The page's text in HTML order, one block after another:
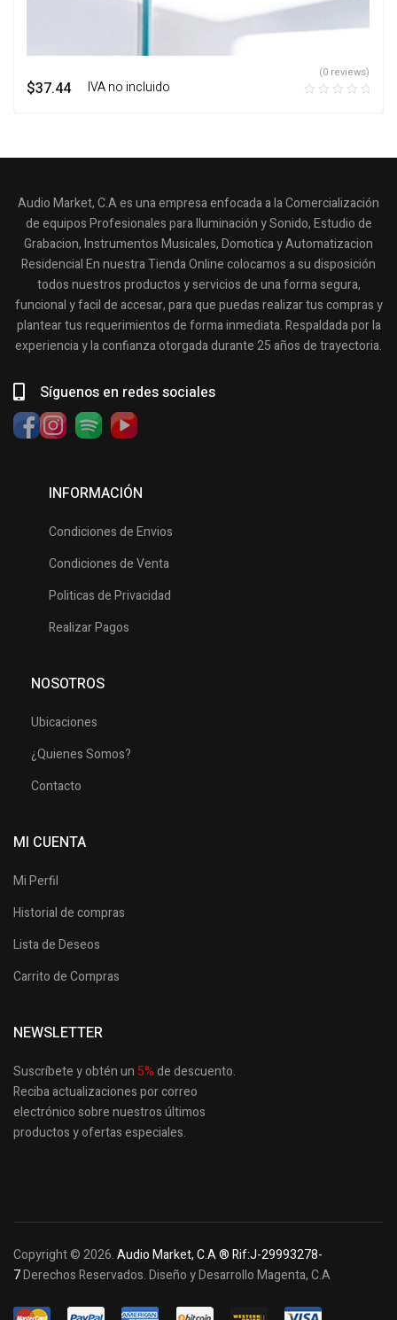
$37.44 ‎ ‎ ‎ IVA no incluido
(0 reviews)
Audio Market, C.A es una empresa enfocada a la Comercialización
de equipos Profesionales para Iluminación y Sonido, Estudio de
Grabacion, Instrumentos Musicales, Domotica y Automatizacion
Residencial En nuestra Tienda Online colocamos a su disposición
todos nuestros productos y servicios de una forma segura,
funcional y facil de accesar, para que puedas realizar tus compras y
plantear tus requerimientos de forma inmediata. Respaldada por la
experiencia y la confianza otorgada durante 25 años de trayectoria.
Síguenos en redes sociales
INFORMACIÓN
Condiciones de Envios
Condiciones de Venta
Politicas de Privacidad
Realizar Pagos
NOSOTROS
Ubicaciones
¿Quienes Somos?
Contacto
MI CUENTA
Mi Perfil
Historial de compras
Lista de Deseos
Carrito de Compras
NEWSLETTER
Suscríbete y obtén un 5%de descuento.
Reciba actualizaciones por correo
electrónico sobre nuestros últimos
productosy ofertas especiales.
Copyright © 2026.Audio Market, C.A ® Rif:J-29993278-
7Derechos Reservados. Diseño y Desarrollo Magenta, C.A